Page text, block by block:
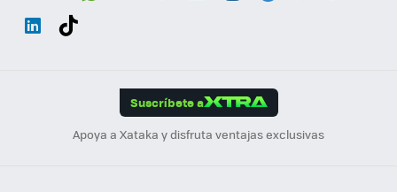
Suscríbete a
Apoya a Xataka y disfruta ventajas exclusivas